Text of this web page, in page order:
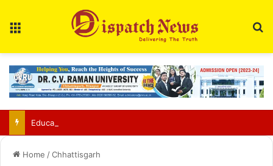
Home /Chhattisgarh